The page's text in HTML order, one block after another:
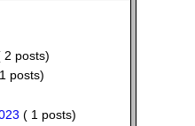
posts)
posts)
( 1 posts)